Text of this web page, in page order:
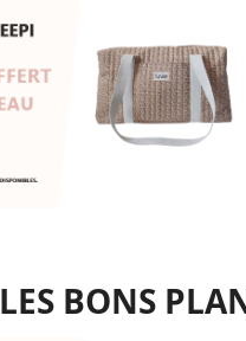
LES BONS